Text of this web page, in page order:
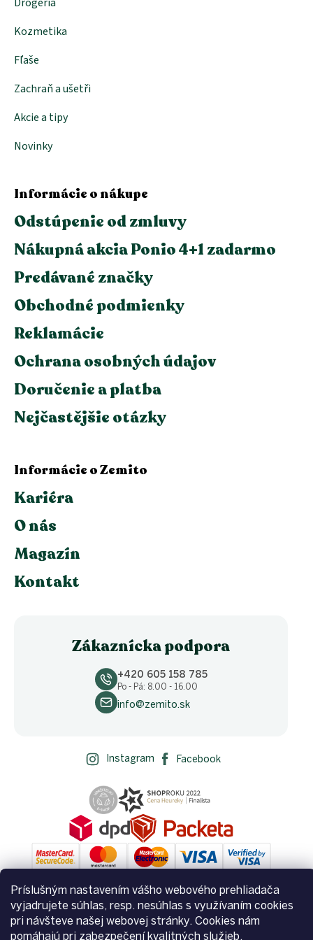
Príslušným nastavením vášho webového prehliadača
vyjadrujete súhlas, resp. nesúhlas s využívaním cookies
pri návšteve našej webovej stránky. Cookies nám
pomáhajú pri zabezpečení kvalitných služieb.
Kozmetika
Fľaše
Zachraň a ušetři
Akcie a tipy
Novinky
Informácie o nákupe
Odstúpenie od zmluvy
Nákupná akcia Ponio 4+1 zadarmo
Predávané značky
Obchodné podmienky
Reklamácie
Ochrana osobných údajov
Doručenie a platba
Nejčastějšie otázky
Informácie o Zemito
Kariéra
O nás
Magazín
Kontakt
Zákaznícka podpora
+420 605 158 785
Po - Pá: 8.00 - 16.00
info@zemito.sk
Instagram Facebook
Vytvoril Shoptet